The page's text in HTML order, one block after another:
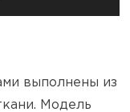
выполнены из
Модель